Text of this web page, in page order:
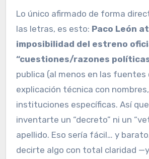
Lo único afirmado de forma
las letras, es esto: Paco León
imposibilidad del estreno
“cuestiones/razones
publica (al menos en las fuentes
explicación técnica con
instituciones específicas. Así
inventarte un “decreto” ni un
apellido. Eso sería fácil… y
decirte algo con total claridad